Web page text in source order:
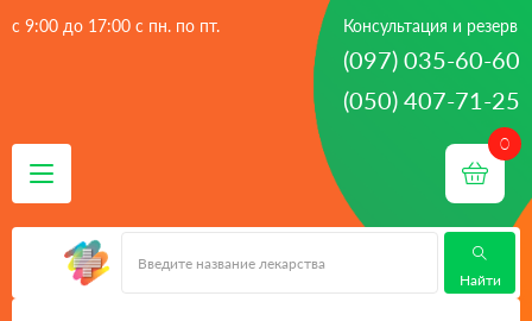
с 9:00 до 17:00 с пн. по пт. Консультация и резерв
(097) 035-60-60
(050) 407-71-25
Найти
Главная - лекарства -
Крем косметичний NATURE.med Доглянуті руки, 75 мл